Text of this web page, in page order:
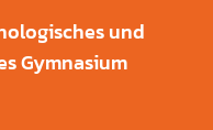
und
Gymnasium